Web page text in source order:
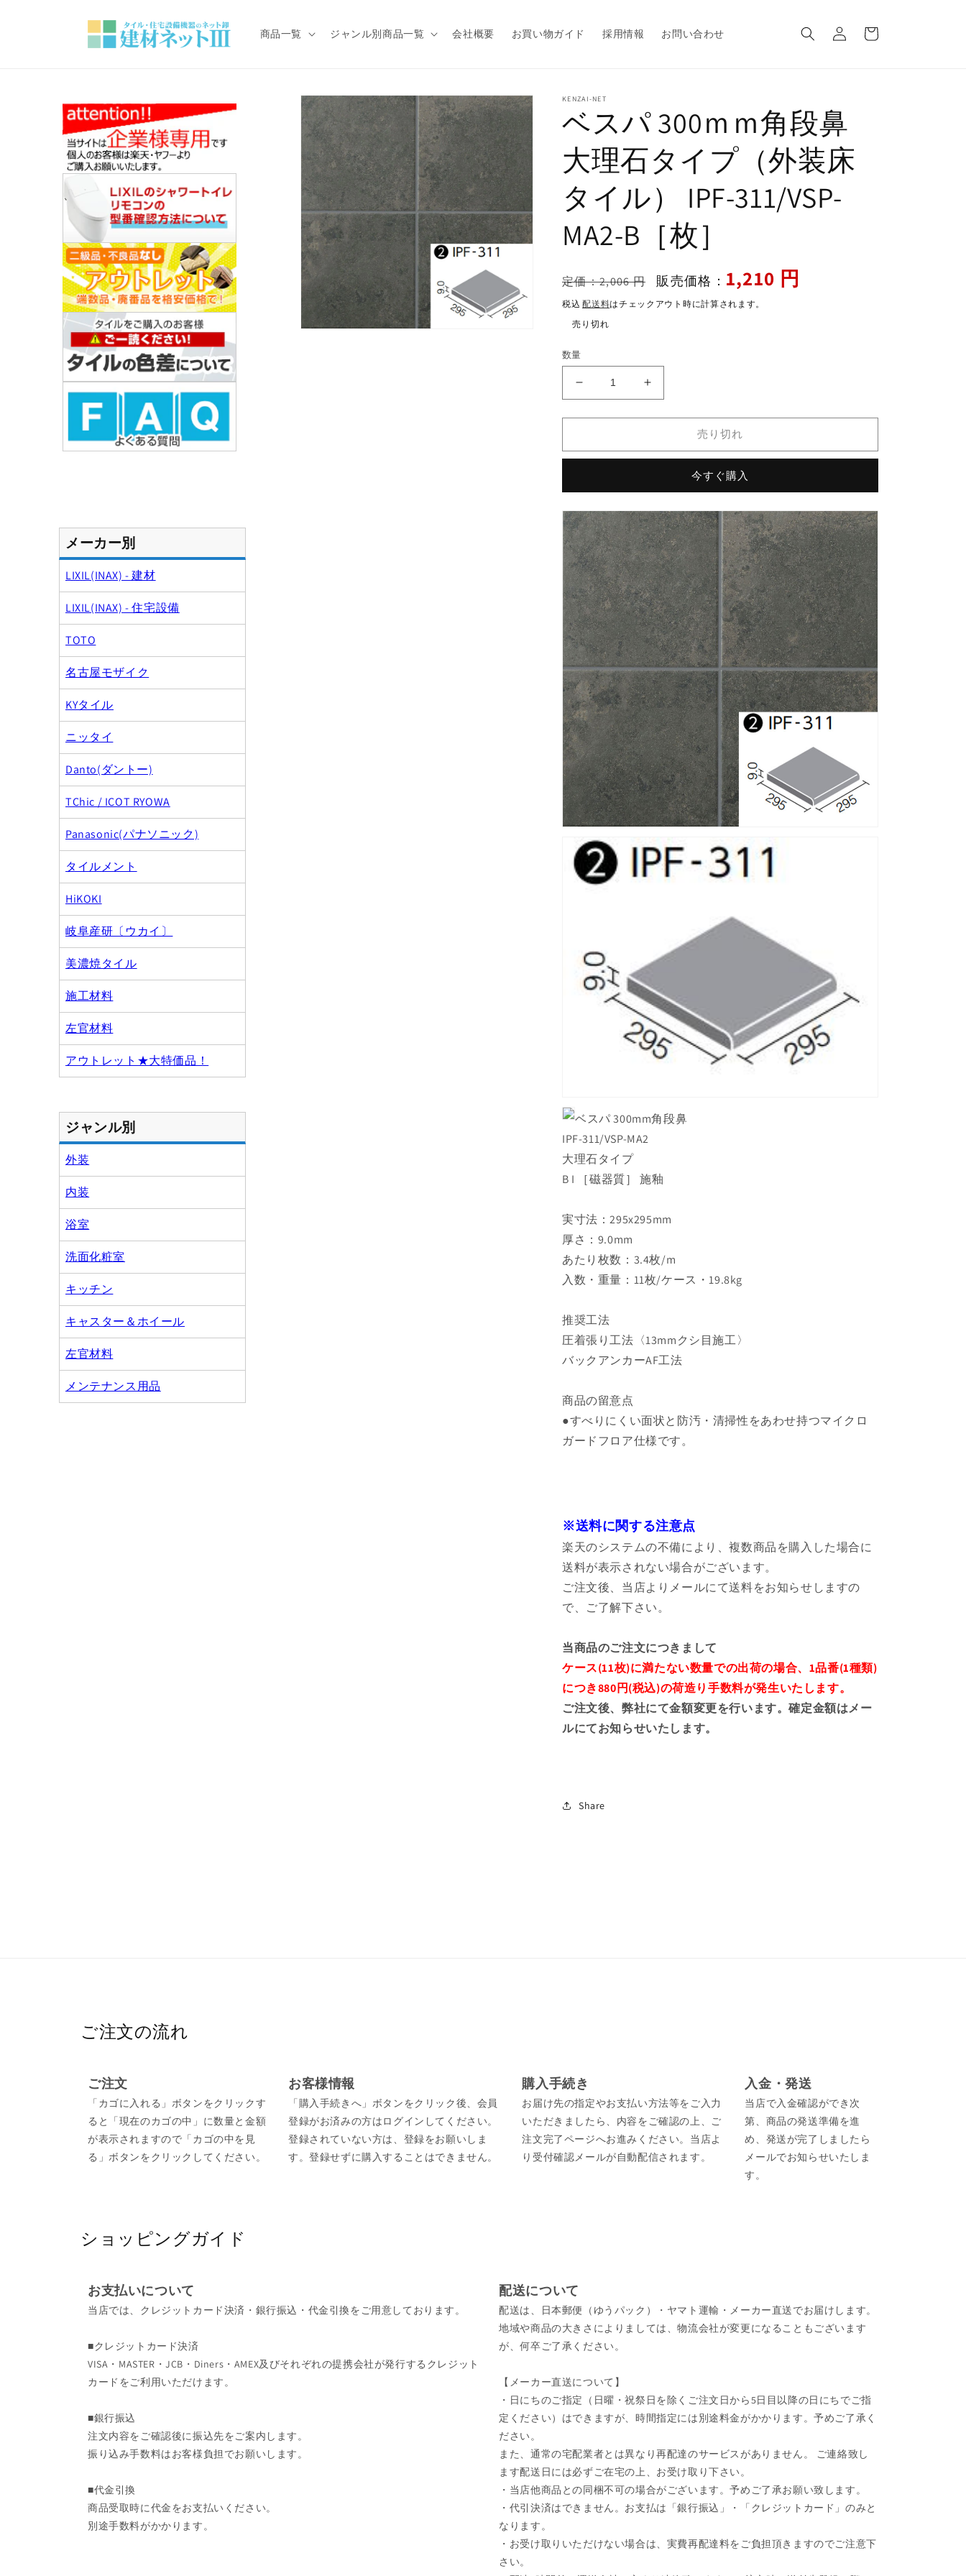
商品一覧 ジャンル別商品一覧 会社概要 お買い物ガイド 採用情報 お問い合わせ
グ
イ
ー
商品情
報にス
キップ
KENZAI-NET
ベスパ 300ｍｍ角段鼻
大理石タイプ（外装床
タイル） IPF-311/VSP-
MA2-B［枚］
通
価
格
定価：2,006 円
セ
ー
ル
販売価格： 1,210 円
税込配送料はチェックアウト時に計算されます。
売り切れ
数量
ｍ
角
段
鼻
大
理
石
タ
イ
プ
（外
装
床
タ
イ
ル）
IPF-
311/VSP-
MA2-
B［枚］
の
数
量
減
ベ
ｍ
角
段
鼻
大
理
石
タ
イ
プ
（外
装
床
タ
イ
ル）
IPF-
311/VSP-
MA2-
B［枚］
の
数
量
を
増
売り切れ
今すぐ購入
ベスパ 300mm角段鼻
IPF-311/VSP-MA2
大理石タイプ
B I ［磁器質］ 施釉
実寸法：295x295mm
厚さ：9.0mm
あたり枚数：3.4枚/m
入数・重量：11枚/ケース・19.8kg
推奨工法
圧着張り工法〈13mmクシ目施工〉
バックアンカーAF工法
商品の留意点
●すべりにくい面状と防汚・清掃性をあわせ持つマイクロ
ガードフロア仕様です。
※送料に関する注意点
楽天のシステムの不備により、複数商品を購入した場合に
送料が表示されない場合がございます。
ご注文後、当店よりメールにて送料をお知らせしますの
で、ご了解下さい。
当商品のご注文につきまして
ケース(11枚)に満たない数量での出荷の場合、1品番(1種類)
につき880円(税込)の荷造り手数料が発生いたします。
ご注文後、弊社にて金額変更を行います。確定金額はメー
ルにてお知らせいたします。
Share
メーカー別
LIXIL(INAX) - 建材
LIXIL(INAX) - 住宅設備
TOTO
名古屋モザイク
KYタイル
ニッタイ
Danto(ダントー)
TChic / ICOT RYOWA
Panasonic(パナソニック)
タイルメント
HiKOKI
岐阜産研〔ウカイ〕
美濃焼タイル
施工材料
左官材料
アウトレット★大特価品！
ジャンル別
外装
内装
浴室
洗面化粧室
キッチン
キャスター＆ホイール
左官材料
メンテナンス用品
ご注文の流れ
ご注文
「カゴに入れる」ボタンをクリックす
ると「現在のカゴの中」に数量と金額
が表示されますので「カゴの中を見
る」ボタンをクリックしてください。
お客様情報
「購入手続きへ」ボタンをクリック後、会員
登録がお済みの方はログインしてください。
登録されていない方は、登録をお願いしま
す。登録せずに購入することはできません。
購入手続き
お届け先の指定やお支払い方法等をご入力
いただきましたら、内容をご確認の上、ご
注文完了ページへお進みください。当店よ
り受付確認メールが自動配信されます。
入金・発送
当店で入金確認ができ次
第、商品の発送準備を進
め、発送が完了しましたら
メールでお知らせいたしま
す。
ショッピングガイド
お支払いについて
当店では、クレジットカード決済・銀行振込・代金引換をご用意しております。
■クレジットカード決済
VISA・MASTER・JCB・Diners・AMEX及びそれぞれの提携会社が発行するクレジット
カードをご利用いただけます。
■銀行振込
注文内容をご確認後に振込先をご案内します。
振り込み手数料はお客様負担でお願いします。
■代金引換
商品受取時に代金をお支払いください。
別途手数料がかかります。
配送について
配送は、日本郵便（ゆうパック）・ヤマト運輸・メーカー直送でお届けします。
地域や商品の大きさによりましては、物流会社が変更になることもございます
が、何卒ご了承ください。
【メーカー直送について】
・日にちのご指定（日曜・祝祭日を除くご注文日から5日目以降の日にちでご指
定ください）はできますが、時間指定には別途料金がかかります。予めご了承く
ださい。
また、通常の宅配業者とは異なり再配達のサービスがありません。 ご連絡致し
ます配送日には必ずご在宅の上、お受け取り下さい。
・当店他商品との同梱不可の場合がございます。予めご了承お願い致します。
・代引決済はできません。お支払は「銀行振込」・「クレジットカード」のみと
なります。
・お受け取りいただけない場合は、実費再配達料をご負担頂きますのでご注意下
さい。